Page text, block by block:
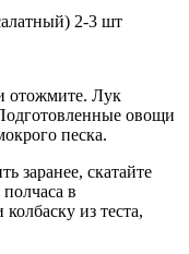
2-3 шт
отожмите. Лук
овощи
песка.
заранее, скатайте
в
из теста,